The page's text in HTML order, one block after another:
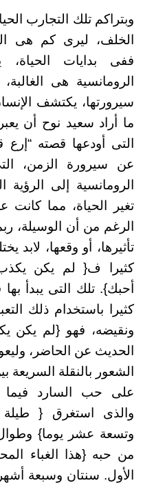
وبتراكم تلك التجارب
الخلف، ليرى كم هى
ففى بدايات الحياة،
الرومانسية هى
سيرورتها، يكتشف
ما أراد سعيد نوح أن
التى أودعها قصته “إرع
عن سيرورة الزمن،
الرومانسية إلى الرؤية
تغير الحياة، مما كانت
الرغم من أن الوسيلة،
تأثيرها، أو وقعها، لابد
كثيرا ف{ لم يكن
أحبك}. تلك التى يبدأ
كثيرا باستخدام ذلك
ونقيضه، فهو {لم يكن
الحديث عن الحاضر،
الشعور بالنقلة السريعة
على حب السارد فيما
والذى استغرق {
وتسعة عشر يوما}
من حبه {هذا الغباء
الأول. سنتان وسبعة